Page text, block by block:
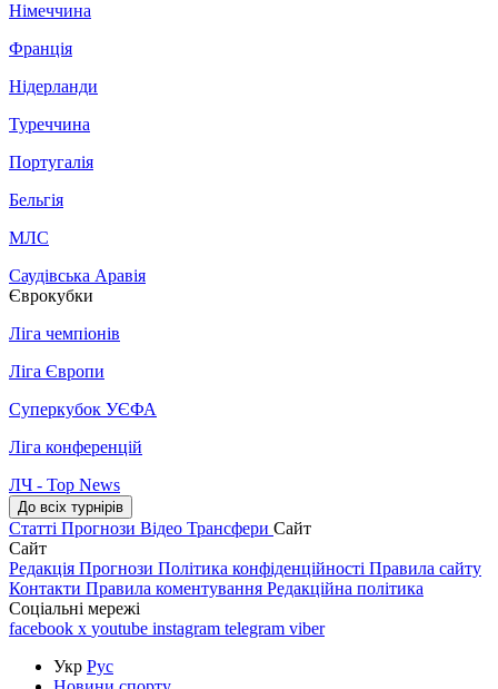
Німеччина
Франція
Нідерланди
Туреччина
Португалія
Бельгія
МЛС
Саудівська Аравія
Єврокубки
Ліга чемпіонів
Ліга Європи
Суперкубок УЄФА
Ліга конференцій
ЛЧ - Top News
До всіх турнірів
Статті Прогнози Відео Трансфери Сайт
Сайт
Редакція Прогнози Політика конфіденційності Правила сайту
Контакти Правила коментування Редакційна політика
Соціальні мережі
facebook x youtube instagram telegram viber
Укр Рус